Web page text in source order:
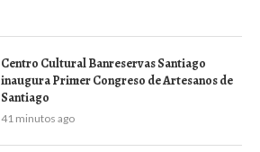
Centro Cultural Banreservas Santiago
inaugura Primer Congreso de Artesanos de
Santiago
41 minutos ago